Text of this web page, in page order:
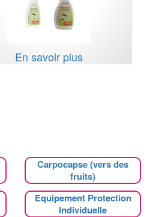
En savoir plus
Carpocapse (vers des
fruits)
Equipement Protection
Individuelle